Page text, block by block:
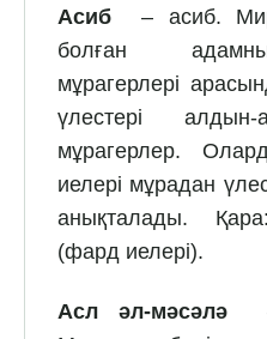
Асиб – асиб.
болған
мұрагерлері
үлестері алдын-
мұрагерлер.
иелері мұрадан
анықталады.
(фард иелері).
Асл әл-мәсәлә–